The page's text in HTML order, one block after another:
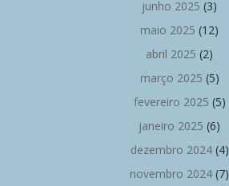
junho 2025 (3)
maio 2025 (12)
abril 2025 (2)
março 2025 (5)
fevereiro 2025 (5)
janeiro 2025 (6)
dezembro 2024(4)
novembro 2024 (7)